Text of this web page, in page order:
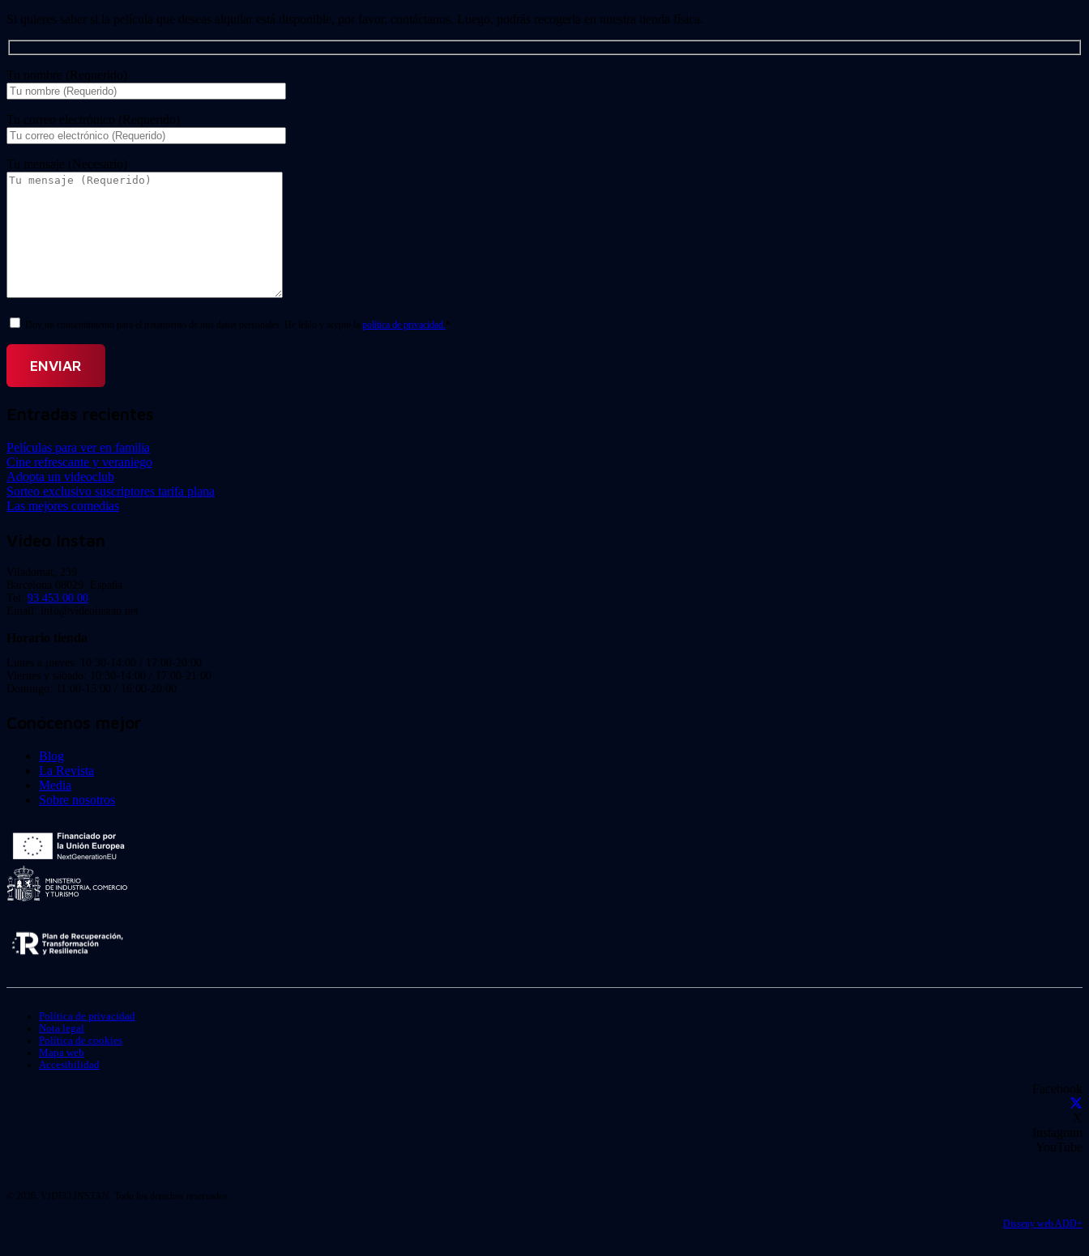
Si quieres saber si la película que deseas alquilar está disponible, por favor, contáctanos. Luego, podrás recogerla en nuestra tienda física.
Tu nombre (Requerido)
Tu correo electrónico (Requerido)
Tu mensaje (Necesario)
Doy mi consentimiento para el tratamiento de mis datos personales. He leído y acepto la política de privacidad. *
Entradas recientes
Películas para ver en familia
Cine refrescante y veraniego
Adopta un videoclub
Sorteo exclusivo suscriptores tarifa plana
Las mejores comedias
Video Instan
Viladomat, 239
Barcelona 08029. España.
Tel: 93 453 00 00
Email: info@videoinstan.net
Horario tienda
Lunes a jueves: 10:30-14:00 / 17:00-20:00
Viernes y sábado: 10:30-14:00 / 17:00-21:00
Domingo: 11:00-15:00 / 16:00-20:00
Conócenos mejor
Blog
La Revista
Media
Sobre nosotros
Política de privacidad
Nota legal
Política de cookies
Mapa web
Accesibilidad
Facebook
X
Instagram
YouTube
© 2026. VIDEO INSTAN. Todo los derechos reservados.
Disseny web ADD+